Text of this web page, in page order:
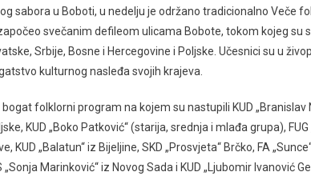
sabora u Boboti, u nedelju je održano tradicionalno Veče
svečanim defileom ulicama Bobote, tokom kojeg su
Srbije, Bosne i Hercegovine i Poljske. Učesnici su u
kulturnog nasleđa svojih krajeva.
folklorni program na kojem su nastupili KUD „Branislav
KUD „Boko Patković“ (starija, srednja i mlađa grupa),
KUD „Balatun“ iz Bijeljine, SKD „Prosvjeta“ Brčko, FA
„Sonja Marinković“ iz Novog Sada i KUD „Ljubomir Ivanović